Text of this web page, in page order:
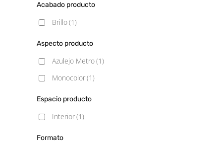
Acabado producto
Brillo(1)
Aspecto producto
Azulejo Metro(1)
Monocolor(1)
Espacio producto
Interior(1)
Formato